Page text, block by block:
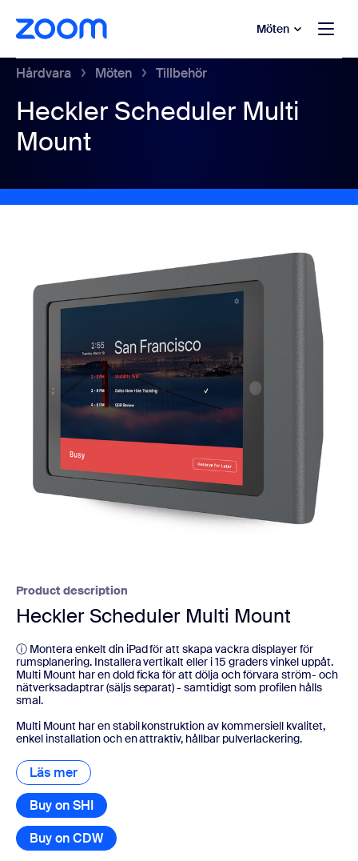
huvudinnehåll
till hjälpchatt Möten
Hårdvara Möten Tillbehör
Heckler Scheduler Multi
Mount
Product description
Heckler Scheduler Multi Mount
ⓘ Montera enkelt din iPad för att skapa vackra displayer för
rumsplanering. Installera vertikalt eller i 15 graders vinkel uppåt.
Multi Mount har en dold ficka för att dölja och förvara ström- och
nätverksadaptrar (säljs separat) - samtidigt som profilen hålls
smal.
Multi Mount har en stabil konstruktion av kommersiell kvalitet,
enkel installation och en attraktiv, hållbar pulverlackering.
Läs mer Läs mer
Buy on SHI
Buy on CDW